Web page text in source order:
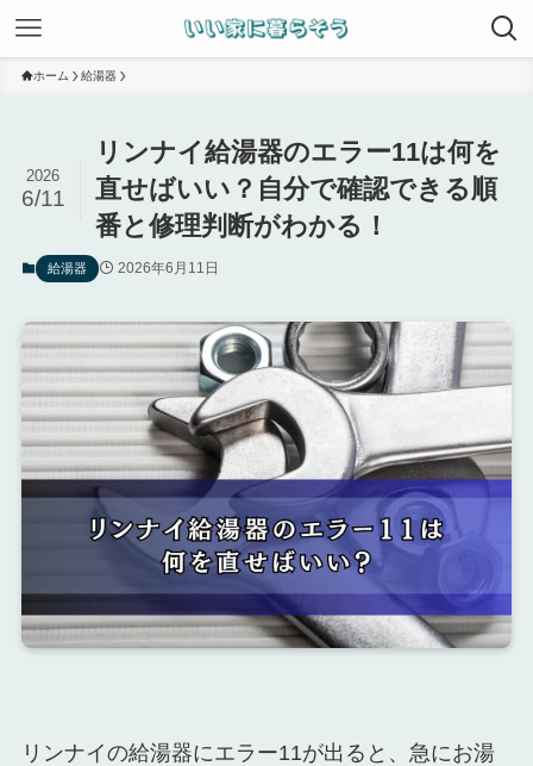
ホーム 給湯器
リンナイ給湯器のエラー11は何を
直せばいい？自分で確認できる順
番と修理判断がわかる！
2026
6/11
給湯器 2026年6月11日
リンナイの給湯器にエラー11が出ると、急にお湯